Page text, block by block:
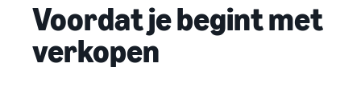
Voordat je begint met
verkopen